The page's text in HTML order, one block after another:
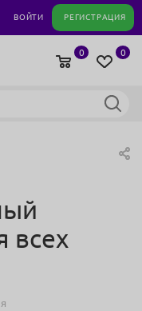
ВОЙТИ РЕГИСТРАЦИЯ
0
0
всех